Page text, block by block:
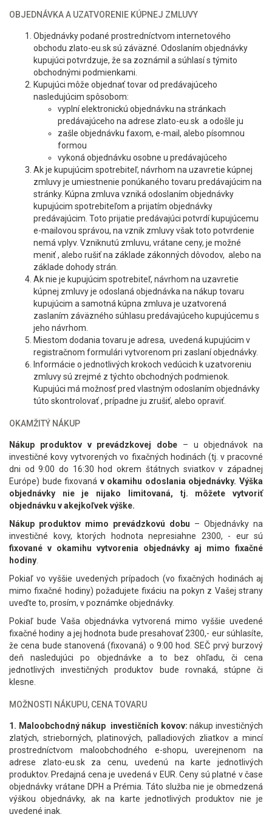
OBJEDNÁVKA A UZATVORENIE KÚPNEJ ZMLUVY
Objednávky podané prostredníctvom internetového
obchodu zlato-eu.sk sú záväzné. Odoslaním objednávky
kupujúci potvrdzuje, že sa zoznámil a súhlasí s týmito
obchodnými podmienkami.
Kupujúci môže objednať tovar od predávajúceho
nasledujúcim spôsobom:
vyplní elektronickú objednávku na stránkach
predávajúceho na adrese zlato-eu.sk a odošle ju
zašle objednávku faxom, e-mail, alebo písomnou
formou
vykoná objednávku osobne u predávajúceho
Ak je kupujúcim spotrebiteľ, návrhom na uzavretie kúpnej
zmluvy je umiestnenie ponúkaného tovaru predávajúcim na
stránky. Kúpna zmluva vzniká odoslaním objednávky
kupujúcim spotrebiteľom a prijatím objednávky
predávajúcim. Toto prijatie predávajúci potvrdí kupujúcemu
e-mailovou správou, na vznik zmluvy však toto potvrdenie
nemá vplyv. Vzniknutú zmluvu, vrátane ceny, je možné
meniť , alebo rušiť na základe zákonných dôvodov, alebo na
základe dohody strán.
Ak nie je kupujúcim spotrebiteľ, návrhom na uzavretie
kúpnej zmluvy je odoslaná objednávka na nákup tovaru
kupujúcim a samotná kúpna zmluva je uzatvorená
zaslaním záväzného súhlasu predávajúceho kupujúcemu s
jeho návrhom.
Miestom dodania tovaru je adresa, uvedená kupujúcim v
registračnom formulári vytvorenom pri zaslaní objednávky.
Informácie o jednotlivých krokoch vedúcich k uzatvoreniu
zmluvy sú zrejmé z týchto obchodných podmienok.
Kupujúci má možnosť pred vlastným odoslaním objednávky
túto skontrolovať , prípadne ju zrušiť, alebo opraviť.
OKAMŽITÝ NÁKUP
Nákup produktov v prevádzkovej dobe – u objednávok na
investičné kovy vytvorených vo fixačných hodinách (tj. v pracovné
dni od 9:00 do 16:30 hod okrem štátnych sviatkov v západnej
Európe) bude fixovaná v okamihu odoslania objednávky. Výška
objednávky nie je nijako limitovaná, tj. môžete vytvoriť
objednávku v akejkoľvek výške.
Nákup produktov mimo prevádzkovú dobu – Objednávky na
investičné kovy, ktorých hodnota nepresiahne 2300, - eur sú
fixované v okamihu vytvorenia objednávky aj mimo fixačné
hodiny.
Pokiaľ vo vyššie uvedených prípadoch (vo fixačných hodinách aj
mimo fixačné hodiny) požadujete fixáciu na pokyn z Vašej strany
uveďte to, prosím, v poznámke objednávky.
Pokiaľ bude Vaša objednávka vytvorená mimo vyššie uvedené
fixačné hodiny a jej hodnota bude presahovať 2300,- eur súhlasíte,
že cena bude stanovená (fixovaná) o 9:00 hod. SEČ prvý burzový
deň nasledujúci po objednávke a to bez ohľadu, či cena
jednotlivých investičných produktov bude rovnaká, stúpne či
klesne.
MOŽNOSTI NÁKUPU, CENA TOVARU
1. Maloobchodný nákup investičních kovov:nákup investičných
zlatých, strieborných, platinových, palladiových zliatkov a mincí
prostredníctvom maloobchodného e-shopu, uverejnenom na
adrese zlato-eu.sk za cenu, uvedenú na karte jednotlivých
produktov. Predajná cena je uvedená v EUR. Ceny sú platné v čase
objednávky vrátane DPH a Prémia. Táto služba nie je obmedzená
výškou objednávky, ak na karte jednotlivých produktov nie je
uvedené inak.